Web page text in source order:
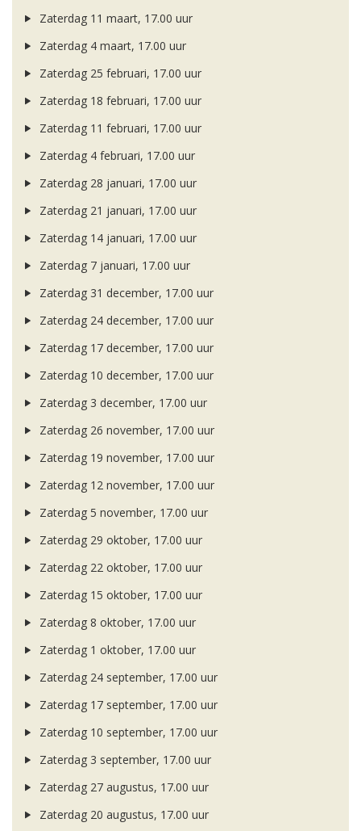
Zaterdag 11 maart, 17.00 uur
Zaterdag 4 maart, 17.00 uur
Zaterdag 25 februari, 17.00 uur
Zaterdag 18 februari, 17.00 uur
Zaterdag 11 februari, 17.00 uur
Zaterdag 4 februari, 17.00 uur
Zaterdag 28 januari, 17.00 uur
Zaterdag 21 januari, 17.00 uur
Zaterdag 14 januari, 17.00 uur
Zaterdag 7 januari, 17.00 uur
Zaterdag 31 december, 17.00 uur
Zaterdag 24 december, 17.00 uur
Zaterdag 17 december, 17.00 uur
Zaterdag 10 december, 17.00 uur
Zaterdag 3 december, 17.00 uur
Zaterdag 26 november, 17.00 uur
Zaterdag 19 november, 17.00 uur
Zaterdag 12 november, 17.00 uur
Zaterdag 5 november, 17.00 uur
Zaterdag 29 oktober, 17.00 uur
Zaterdag 22 oktober, 17.00 uur
Zaterdag 15 oktober, 17.00 uur
Zaterdag 8 oktober, 17.00 uur
Zaterdag 1 oktober, 17.00 uur
Zaterdag 24 september, 17.00 uur
Zaterdag 17 september, 17.00 uur
Zaterdag 10 september, 17.00 uur
Zaterdag 3 september, 17.00 uur
Zaterdag 27 augustus, 17.00 uur
Zaterdag 20 augustus, 17.00 uur